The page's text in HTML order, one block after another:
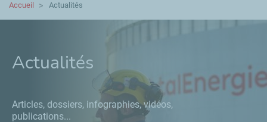
Accueil Actualités
Actualités
Articles, dossiers, infographies, vidéos,
publications...